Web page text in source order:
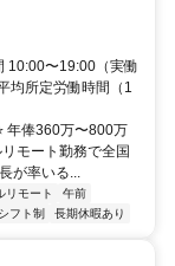
10:00〜19:00（実働
均所定労働時間（1
年俸360万〜800万
モート勤務で全国
が率いる...
リモート
午前
シフト制 長期休暇あり